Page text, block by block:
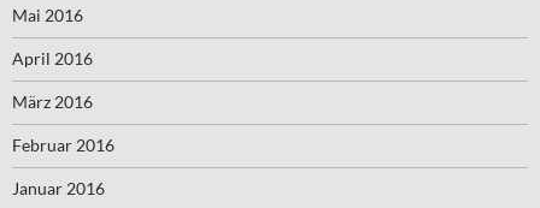
Mai 2016
April 2016
März 2016
Februar 2016
Januar 2016